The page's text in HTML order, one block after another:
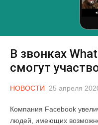
В звонках
смогут
НОВОСТИ 25 апреля
Компания Facebook
людей, имеющих